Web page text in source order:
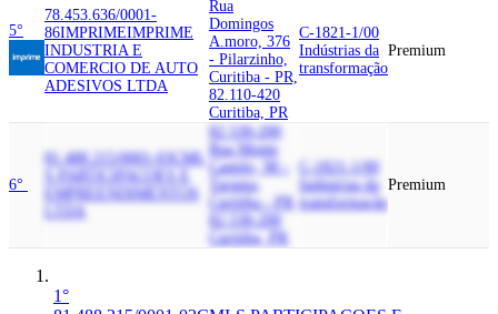
5°
78.453.636/0001-
86IMPRIMEIMPRIME
INDUSTRIA E
COMERCIO DE AUTO
ADESIVOS LTDA
Rua
Domingos
A.moro, 376
- Pilarzinho,
Curitiba - PR,
82.110-420
Curitiba, PR
C-1821-1/00
Indústrias da
transformação
Premium
6°
81.488.215/0001-03CMI-
S PARTICIPACOES E
EMPREENDIMENTOS
LTDA
82.530-200
Rua Monte
Castelo, 90 -
Taruma,
Curitiba - PR,
82.530-200
Curitiba, PR
C-1821-1/00
Indústrias da
transformação
Premium
1°